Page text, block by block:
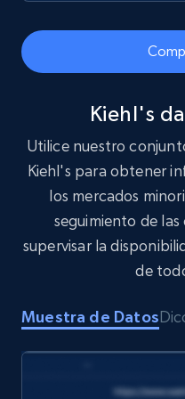
price, Currency, Sold,
181+
Target
URL, Product id, Title,
Rating, Reviews
Kiehl's
Utilice nuestro
Kiehl's para obtener
los mercados
seguimiento de
supervisar la
de
Muestra de Datos